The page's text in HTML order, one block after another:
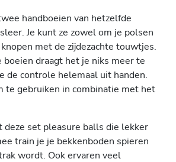
handboeien van hetzelfde
Je kunt ze zowel om je polsen
met de zijdezachte touwtjes.
boeien draagt het je niks meer te
de controle helemaal uit handen.
te gebruiken in combinatie met het
set pleasure balls die lekker
train je je bekkenboden spieren
wordt. Ook ervaren veel